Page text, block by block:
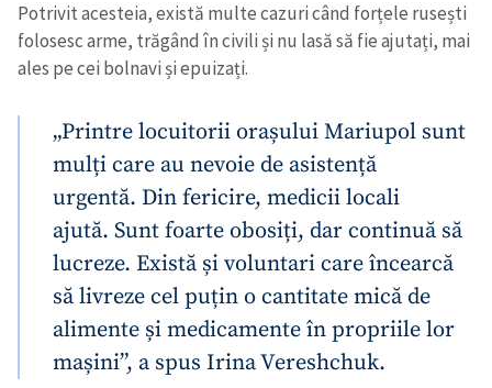
Potrivit acesteia, există multe cazuri când forțele rusești
folosesc arme, trăgând în civili și nu lasă să fie ajutați, mai
ales pe cei bolnavi și epuizați.
„Printre locuitorii orașului Mariupol sunt
mulți care au nevoie de asistență
urgentă. Din fericire, medicii locali
ajută. Sunt foarte obosiți, dar continuă să
lucreze. Există și voluntari care încearcă
să livreze cel puțin o cantitate mică de
alimente și medicamente în propriile lor
mașini”, a spus Irina Vereshchuk.